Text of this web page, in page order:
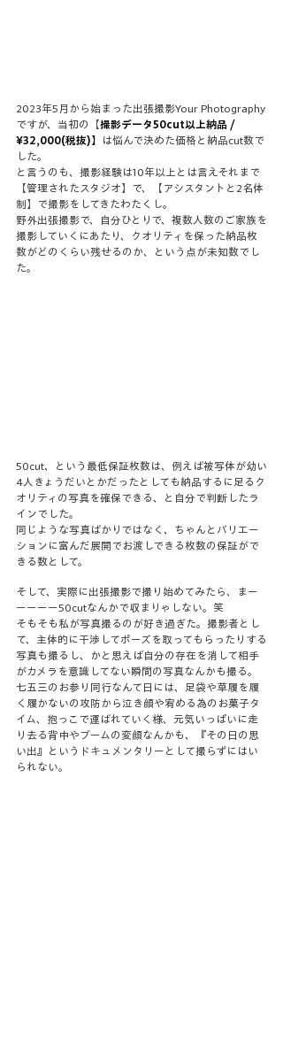
2023年5月から始まった出張撮影Your Photography
ですが、当初の【撮影データ50cut以上納品 /
¥32,000(税抜)】
は悩んで決めた価格と納品cut数で
した。
と言うのも、撮影経験は10年以上とは言えそれまで
【管理されたスタジオ】で、【アシスタントと2名体
制】で撮影をしてきたわたくし。
野外出張撮影で、自分ひとりで、複数人数のご家族を
撮影していくにあたり、クオリティを保った納品枚
数がどのくらい残せるのか、という点が未知数でし
た。
50cut、という最低保証枚数は、例えば被写体が幼い
4人きょうだいとかだったとしても納品するに足るク
オリティの写真を確保できる、と自分で判断したラ
インでした。
同じような写真ばかりではなく、ちゃんとバリエー
ションに富んだ展開でお渡しできる枚数の保証がで
きる数として。
そして、実際に出張撮影で撮り始めてみたら、まー
ーーーー50cutなんかで収まりゃしない。笑
そもそも私が写真撮るのが好き過ぎた。撮影者とし
て、主体的に干渉してポーズを取ってもらったりする
写真も撮るし、かと思えば自分の存在を消して相手
がカメラを意識してない瞬間の写真なんかも撮る。
七五三のお参り同行なんて日には、足袋や草履を履
く履かないの攻防から泣き顔や宥める為のお菓子タ
イム、抱っこで運ばれていく様、元気いっぱいに走
り去る背中やブームの変顔なんかも、『その日の思
い出』というドキュメンタリーとして撮らずにはい
られない。